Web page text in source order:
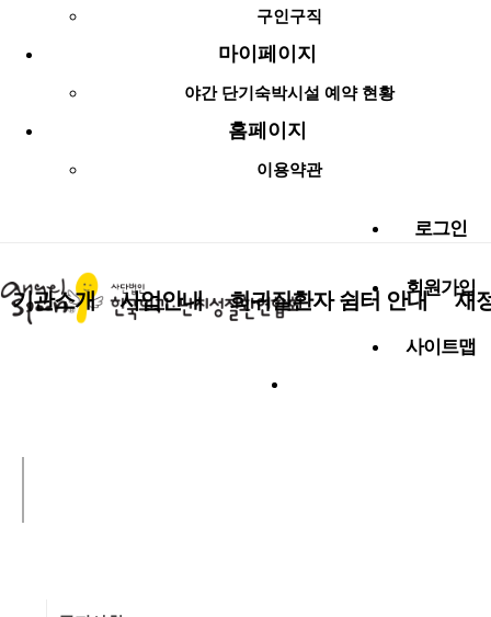
구인구직
마이페이지
야간 단기숙박시설 예약 현황
홈페이지
이용약관
로그인
회원가입
사이트맵
기관소개 사업안내 희귀질환자 쉼터 안내 재